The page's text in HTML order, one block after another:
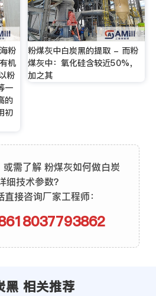
粉
机
粉
一
的
初
粉煤灰中白炭黑的提取 - 而粉
煤灰中：氧化硅含较近50%，
加之其
需了解 粉煤灰如何做白炭
细技术参数？
接咨询厂家工程师：
黑 相关推荐